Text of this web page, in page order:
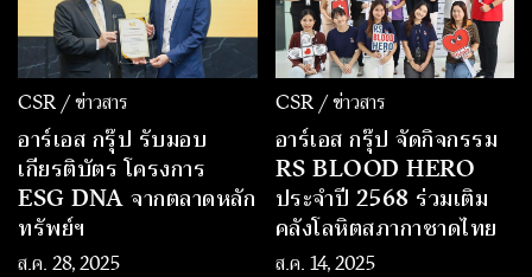
CSR / ข่าวสาร
อาร์เอส กรุ๊ป รับมอบ
เกียรติบัตร โครงการ
ESG DNA จากตลาดหลัก
ทรัพย์ฯ
ส.ค. 28, 2025
CSR / ข่าวสาร
อาร์เอส กรุ๊ป จัดกิจกรรม
RS BLOOD HERO
ประจำปี 2568 ร่วมเติม
คลังโลหิตสภากาชาดไทย
ส.ค. 14, 2025